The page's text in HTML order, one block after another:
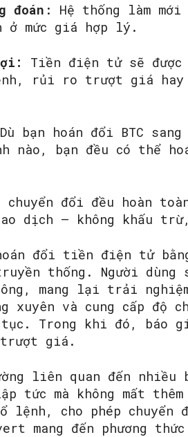
đoán : Hệ thống làm
mức giá hợp lý.
Tiền điện tử sẽ được
rủi ro trượt giá
Dù bạn hoán đổi BTC sang
nào, bạn đều có thể
đổi đều hoàn
dịch – không khấu
đổi tiền điện tử
thống. Người dùng
mang lại trải nghiệm
và cung cấp độ
Trong khi đó, báo
trượt giá.
liên quan đến nhiều
tức mà không mất
cho phép chuyển
mang đến phương